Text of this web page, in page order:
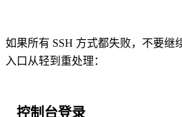
如果所有 SSH 方式都失败，不要继
入口从轻到重处理：
控制台登录